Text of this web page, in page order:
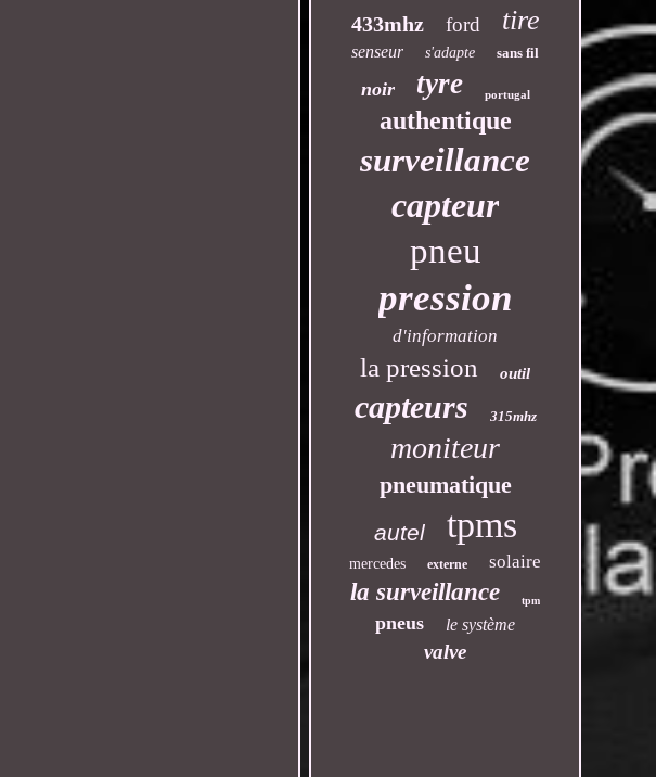
433mhz ford tire
senseur s'adapte sans fil
noir tyre portugal
authentique
surveillance
capteur
pneu
pression
d'information
la pression outil
capteurs 315mhz
moniteur
pneumatique
autel tpms
mercedes externe solaire
la surveillance tpm
pneus le système
valve